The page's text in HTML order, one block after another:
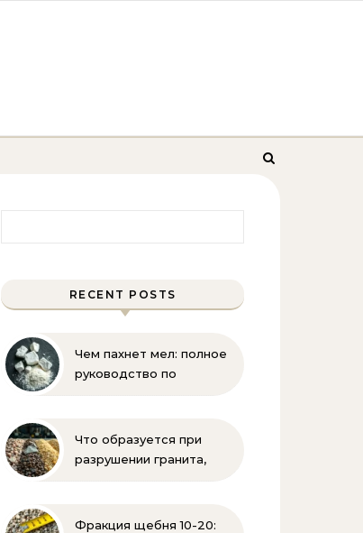
RECENT POSTS
Чем пахнет мел: полное
руководство по
Что образуется при
разрушении гранита,
Геология и
Фракция щебня 10-20: